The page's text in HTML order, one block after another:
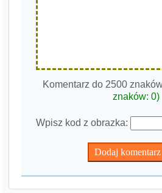
Komentarz do 2500
znaków:0)
Wpisz kod z obrazka: